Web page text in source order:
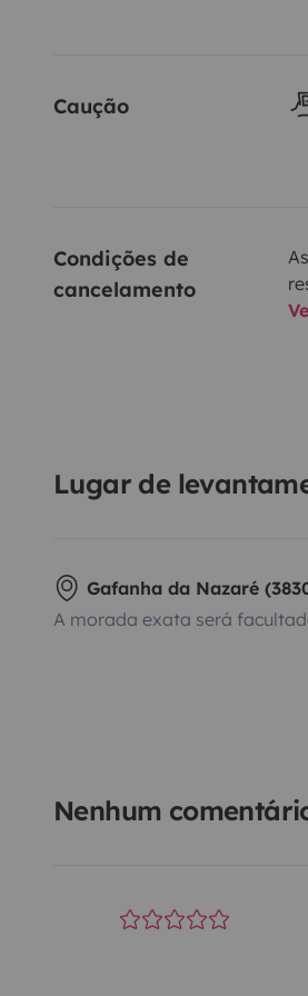
Caução
Condições de
cancelamento
Lugar de
Gafanha da Nazaré
A morada exata será
Nenhum